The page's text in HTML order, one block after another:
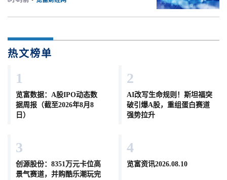
热文榜单
1
览富数据：A股IPO动态数
据周报（截至2026年8月8
日）
2
AI改写生命规则！斯坦福突
破引爆A股，重组蛋白赛道
强势拉升
3
创源股份：8351万元卡位高
景气赛道，并购酷乐潮玩完
4
览富资讯2026.08.10